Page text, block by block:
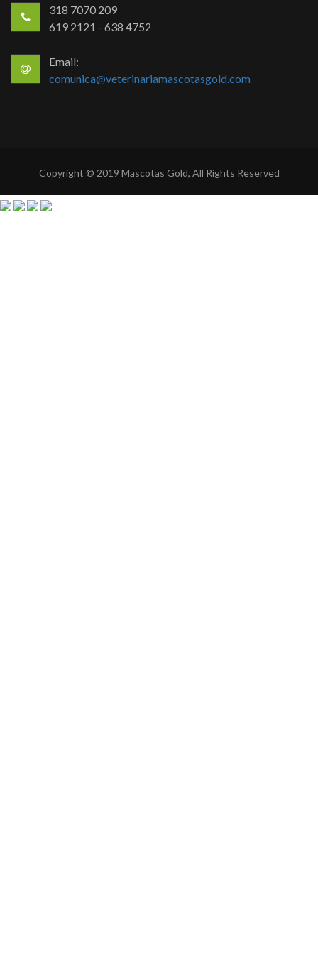
318 7070 209
619 2121 - 638 4752
Email:
comunica@veterinariamascotasgold.com
Copyright © 2019 Mascotas Gold, All Rights Reserved